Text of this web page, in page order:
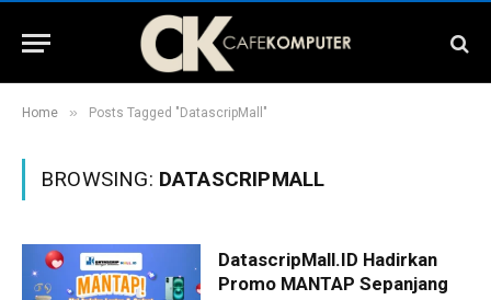
Home » Posts Tagged "DatascripMall"
BROWSING: DATASCRIPMALL
DatascripMall.ID Hadirkan
Promo MANTAP Sepanjang